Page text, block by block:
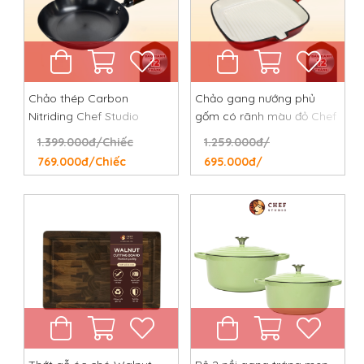
Chảo gang Lodge được nhiều người lựa chọn vì ít tốn
Dụng cụ đa năng trong căn bếp
Chảo gang có thể được dùng linh hoạt trong mọi
tình huống tại mọi địa điểm. Với trong căn bếp, chảo
được dùng chế biến món ăn từ ninh, hầm, chiên,
xào,..Ngoài ra, chảo gang sử dụng được trong lò
Chảo thép Carbon
Nitriding Chef Studio
đường kính 26 cm, chống
dính tự nhiên, chống rỉ,
chống xước
1.399.000đ/Chiếc
769.000đ/Chiếc
Chảo gang nướng phủ
gốm có rãnh màu đỏ Chef
Studio, đường kính 24 cm
1.259.000đ/
695.000đ/